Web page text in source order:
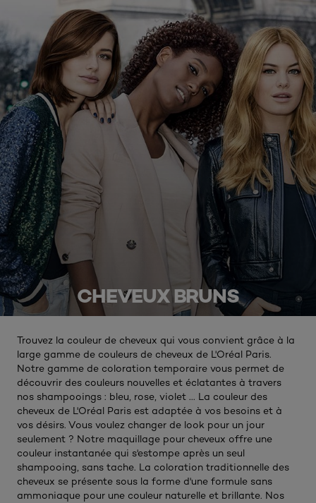
CHEVEUX BRUNS
Trouvez la couleur de cheveux qui vous convient grâce à la
large gamme de couleurs de cheveux de L'Oréal Paris.
Notre gamme de coloration temporaire vous permet de
découvrir des couleurs nouvelles et éclatantes à travers
nos shampooings : bleu, rose, violet ... La couleur des
cheveux de L'Oréal Paris est adaptée à vos besoins et à
vos désirs. Vous voulez changer de look pour un jour
seulement ? Notre maquillage pour cheveux offre une
couleur instantanée qui s'estompe après un seul
shampooing, sans tache. La coloration traditionnelle des
cheveux se présente sous la forme d'une formule sans
ammoniaque pour une couleur naturelle et brillante. Nos